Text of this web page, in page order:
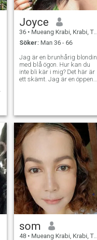
Joyce
36 • Mueang Krabi, Krabi, Thailand
Söker: Man 36 - 66
Jag är en brunhårig blondin
med blå ögon. Hur kan du
inte bli kär i mig? Det här är
ett skämt. Jag är en öppen
armarna på min man. Den
största nackdelen i mig, jag
anser min naivitet och
förtroende för människor. Av
detta får jag ofta slag av
öde. Jag hoppas att denna
datinglokal låter två lonely
hearts mine och yours att
möta. Vill du slutföra det här
som
48 • Mueang Krabi, Krabi, Thailand